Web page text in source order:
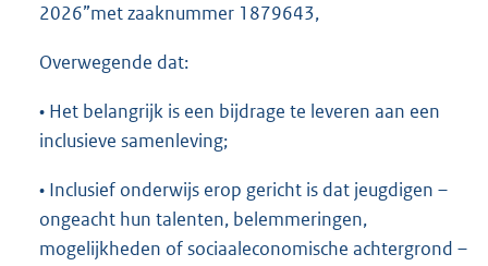
2026”met zaaknummer 1879643,
Overwegende dat:
• Het belangrijk is een bijdrage te leveren aan een
inclusieve samenleving;
• Inclusief onderwijs erop gericht is dat jeugdigen –
ongeacht hun talenten, belemmeringen,
mogelijkheden of sociaaleconomische achtergrond –